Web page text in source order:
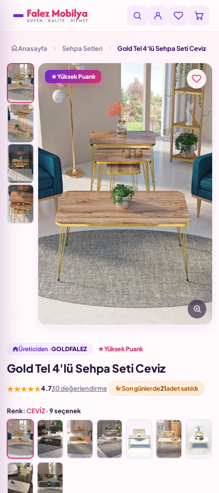
Anasayfa Sehpa Setleri Gold Tel 4'lü Sehpa Seti Ceviz
Yüksek Puanlı
Üreticiden ·GOLDFALEZ Yüksek Puanlı
Gold Tel 4'lü Sehpa Seti Ceviz
★★★★★4.730 değerlendirme Son günlerde21adet satıldı
Renk:CEVİZ· 9 seçenek